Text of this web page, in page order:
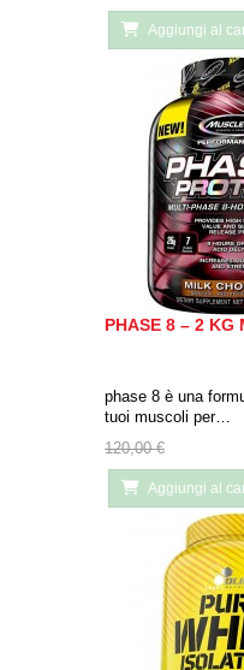
Aggiungi al
PHASE 8 – 2 KG
phase 8 è una
tuoi muscoli per…
120,00 €
Aggiungi al